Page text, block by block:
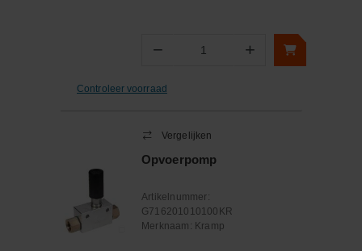
− Aantal +
Controleer voorraad
Vergelijken
Opvoerpomp
Artikelnummer:
G716201010100KR
Merknaam: Kramp